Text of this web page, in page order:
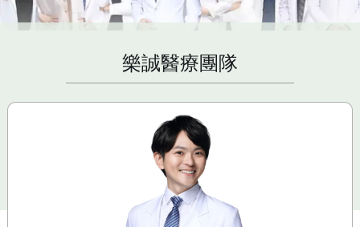
樂誠醫療團隊